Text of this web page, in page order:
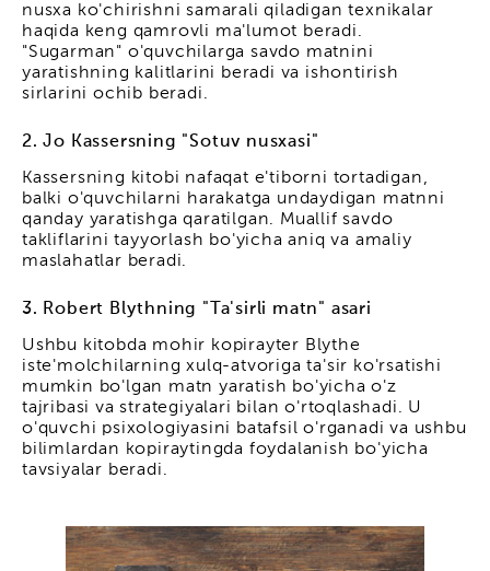
nusxa ko'chirishni samarali qiladigan texnikalar
haqida keng qamrovli ma'lumot beradi.
"Sugarman" o'quvchilarga savdo matnini
yaratishning kalitlarini beradi va ishontirish
sirlarini ochib beradi.
2. Jo Kassersning "Sotuv nusxasi"
Kassersning kitobi nafaqat e'tiborni tortadigan,
balki o'quvchilarni harakatga undaydigan matnni
qanday yaratishga qaratilgan. Muallif savdo
takliflarini tayyorlash bo'yicha aniq va amaliy
maslahatlar beradi.
3. Robert Blythning "Ta'sirli matn" asari
Ushbu kitobda mohir kopirayter Blythe
iste'molchilarning xulq-atvoriga ta'sir ko'rsatishi
mumkin bo'lgan matn yaratish bo'yicha o'z
tajribasi va strategiyalari bilan o'rtoqlashadi. U
o'quvchi psixologiyasini batafsil o'rganadi va ushbu
bilimlardan kopiraytingda foydalanish bo'yicha
tavsiyalar beradi.